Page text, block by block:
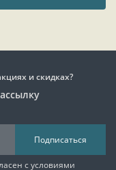
и скидках?
Подписаться
с условиями